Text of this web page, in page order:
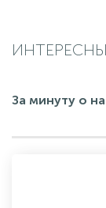
За минуту о